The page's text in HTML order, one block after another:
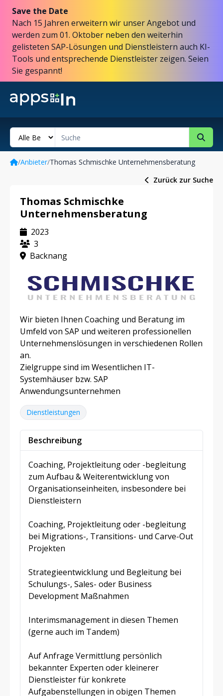
Save the Date
Nach 15 Jahren erweitern wir unser Angebot und
werden zum 01. Oktober neben den weiterhin
gelisteten SAP-Lösungen und Dienstleistern auch KI-
Tools und entsprechende Dienstleister zeigen. Seien
Sie gespannt!
/Anbieter/Thomas Schmischke Unternehmensberatung
Zurück zur Suche
Thomas Schmischke
Unternehmensberatung
2023
3
Backnang
Wir bieten Ihnen Coaching und Beratung im
Umfeld von SAP und weiteren professionellen
Unternehmenslösungen in verschiedenen Rollen
an.
Zielgruppe sind im Wesentlichen IT-
Systemhäuser bzw. SAP
Anwendungsunternehmen
Dienstleistungen
Beschreibung
Coaching, Projektleitung oder -begleitung
zum Aufbau & Weiterentwicklung von
Organisationseinheiten, insbesondere bei
Dienstleistern
Coaching, Projektleitung oder -begleitung
bei Migrations-, Transitions- und Carve-Out
Projekten
Strategieentwicklung und Begleitung bei
Schulungs-, Sales- oder Business
Development Maßnahmen
Interimsmanagement in diesen Themen
(gerne auch im Tandem)
Auf Anfrage Vermittlung persönlich
bekannter Experten oder kleinerer
Dienstleister für konkrete
Aufgabenstellungen in obigen Themen